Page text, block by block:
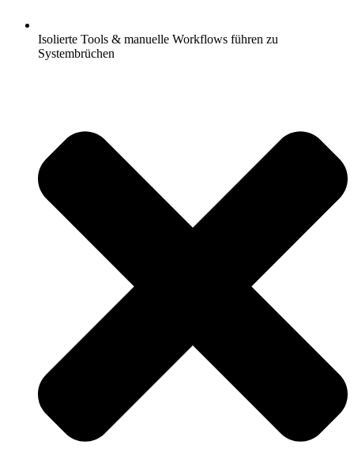
Isolierte Tools & manuelle Workflows führen zu
Systembrüchen